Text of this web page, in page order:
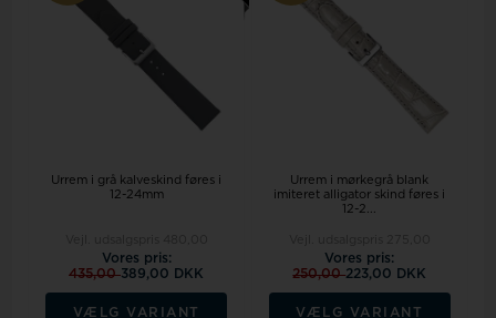
Urrem i grå kalveskind føres i
12-24mm
Vores pris:
435,00389,00 DKK
VÆLG VARIANT
Urrem i mørkegrå blank
imiteret alligator skind føres i
12-2...
Vores pris:
250,00223,00 DKK
VÆLG VARIANT